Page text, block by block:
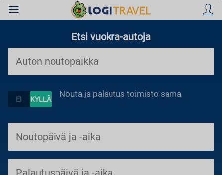
Hotellit
Lennot
Etsi vuokra-autoja
Nouta ja palautus toimisto sama